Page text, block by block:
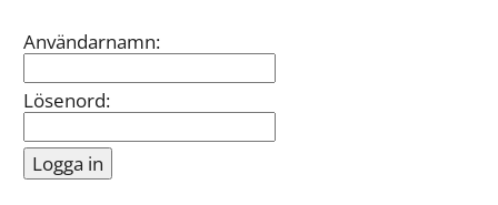
Inloggning
Användarnamn:
Lösenord:
informationen
bättre
dig?
Webbadress
sidan